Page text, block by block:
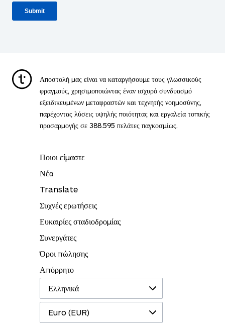
Αποστολή μας είναι να καταργήσουμε τους γλωσσικούς
φραγμούς, χρησιμοποιώντας έναν ισχυρό συνδυασμό
εξειδικευμένων μεταφραστών και τεχνητής νοημοσύνης,
παρέχοντας λύσεις υψηλής ποιότητας και εργαλεία τοπικής
προσαρμογής σε 388.595 πελάτες παγκοσμίως.
Ποιοι είμαστε
Νέα
Translate
Συχνές ερωτήσεις
Ευκαιρίες σταδιοδρομίας
Συνεργάτες
Όροι πώλησης
Απόρρητο